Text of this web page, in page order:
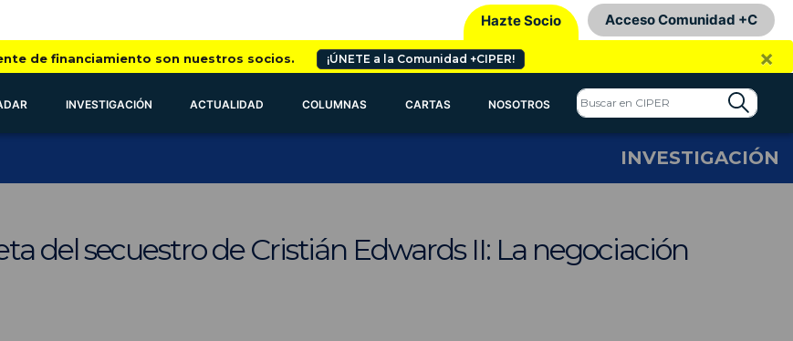
Hazte Socio Acceso Comunidad +C
de financiamiento son nuestros socios. ¡ÚNETE a la Comunidad +CIPER! ×
INVESTIGACIÓN ACTUALIDAD COLUMNAS CARTAS NOSOTROS
INVESTIGACIÓN
del secuestro de Cristián Edwards II: La negociación